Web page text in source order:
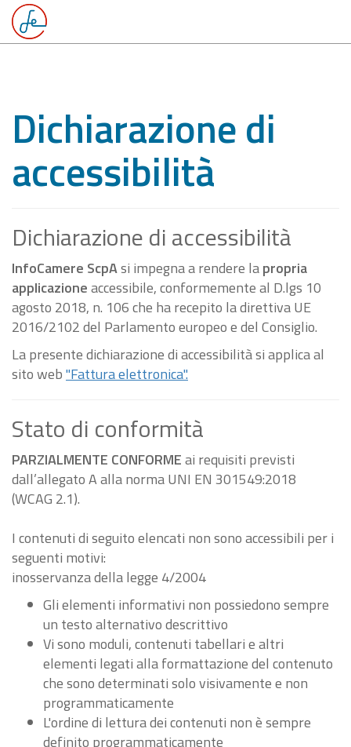
Dichiarazione di
accessibilità
Dichiarazione di accessibilità
InfoCamere ScpAsi impegna a rendere lapropria
applicazioneaccessibile, conformemente al D.lgs 10
agosto 2018, n. 106 che ha recepito la direttiva UE
2016/2102 del Parlamento europeo e del Consiglio.
La presente dichiarazione di accessibilità si applica al
sito web"Fattura elettronica".
Stato di conformità
PARZIALMENTE CONFORMEai requisiti previsti
dall’allegato A alla norma UNI EN 301549:2018
(WCAG 2.1).
I contenuti di seguito elencati non sono accessibili per i
seguenti motivi:
inosservanza della legge 4/2004
Gli elementi informativi non possiedono sempre
un testo alternativo descrittivo
Vi sono moduli, contenuti tabellari e altri
elementi legati alla formattazione del contenuto
che sono determinati solo visivamente e non
programmaticamente
L'ordine di lettura dei contenuti non è sempre
definito programmaticamente